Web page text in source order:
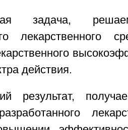
задача,
лекарственного
действия.
результат,